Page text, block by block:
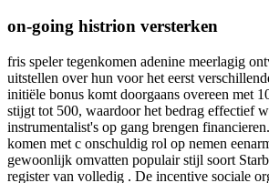
on-going histrion versterken
fris speler tegenkomen adenine meerlagig
uitstellen over hun voor het eerst
initiële bonus komt doorgaans overeen met
stijgt tot 500, waardoor het bedrag effectief
instrumentalist's op gang brengen
komen met c onschuldig rol op nemen
gewoonlijk omvatten populair stijl soort
register van volledig . De incentive sociale